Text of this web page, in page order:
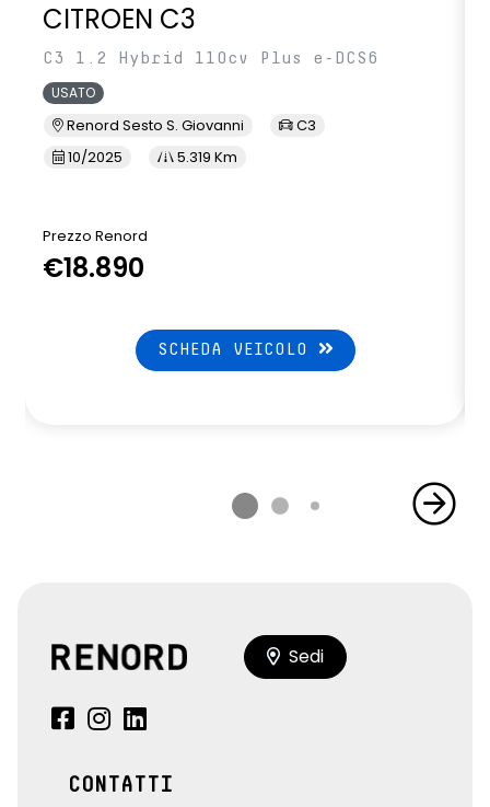
CITROEN C3
C3 1.2 Hybrid 110cv Plus e-DCS6
USATO
Renord Sesto S. Giovanni
C3
10/2025
5.319 Km
Prezzo Renord
€18.890
SCHEDA VEICOLO
Sedi
CONTATTI